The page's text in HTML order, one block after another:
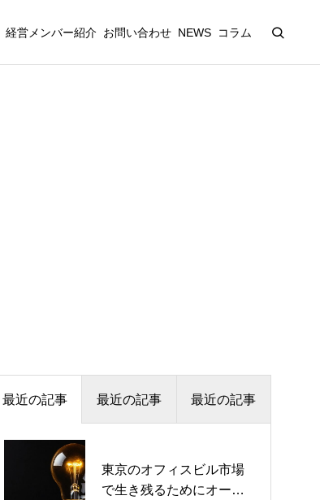
経営メンバー紹介 お問い合わせ NEWS コラム
最近の記事 最近の記事 最近の記事
東京のオフィスビル市場
で生き残るためにオーナ
【中東情勢関連】3/10経
産省で官民連携会議が開
2026年度の再エネ賦課金
単価が公表 4.18円/kWhへ